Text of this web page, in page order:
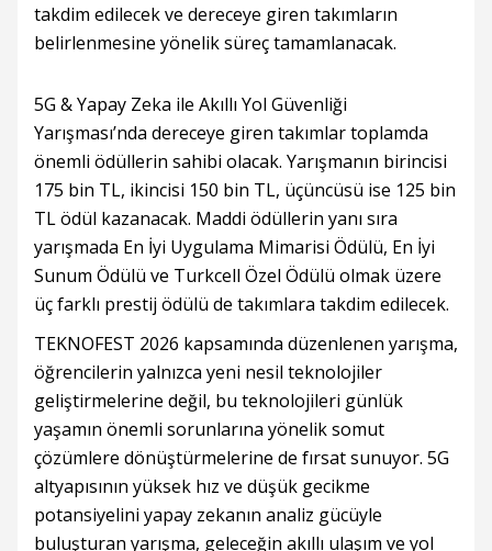
takdim edilecek ve dereceye giren takımların
belirlenmesine yönelik süreç tamamlanacak.
5G & Yapay Zeka ile Akıllı Yol Güvenliği
Yarışması’nda dereceye giren takımlar toplamda
önemli ödüllerin sahibi olacak. Yarışmanın birincisi
175 bin TL, ikincisi 150 bin TL, üçüncüsü ise 125 bin
TL ödül kazanacak. Maddi ödüllerin yanı sıra
yarışmada En İyi Uygulama Mimarisi Ödülü, En İyi
Sunum Ödülü ve Turkcell Özel Ödülü olmak üzere
üç farklı prestij ödülü de takımlara takdim edilecek.
TEKNOFEST 2026 kapsamında düzenlenen yarışma,
öğrencilerin yalnızca yeni nesil teknolojiler
geliştirmelerine değil, bu teknolojileri günlük
yaşamın önemli sorunlarına yönelik somut
çözümlere dönüştürmelerine de fırsat sunuyor. 5G
altyapısının yüksek hız ve düşük gecikme
potansiyelini yapay zekanın analiz gücüyle
buluşturan yarışma, geleceğin akıllı ulaşım ve yol